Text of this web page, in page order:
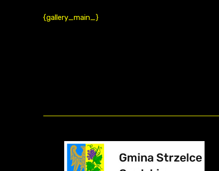
{gallery_main_}